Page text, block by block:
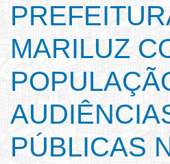
MARILUZ
PÚBLICAS